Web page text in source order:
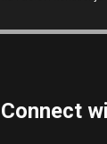
Connect